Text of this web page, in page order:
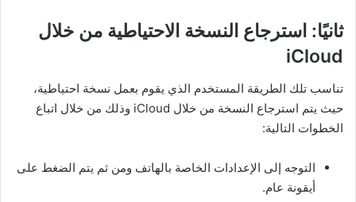
ثانيًا: استرجاع النسخة الاحتياطية من خلال
iCloud
تناسب تلك الطريقة المستخدم الذي يقوم بعمل نسخة احتياطية،
حيث يتم استرجاع النسخة من خلال iCloud وذلك من خلال اتباع
الخطوات التالية:
التوجه إلى الإعدادات الخاصة بالهاتف ومن ثم يتم الضغط على
أيقونة عام.